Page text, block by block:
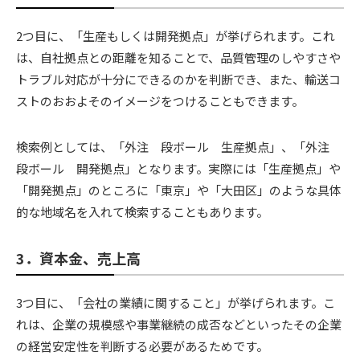
2つ目に、「生産もしくは開発拠点」が挙げられます。これ
は、自社拠点との距離を知ることで、品質管理のしやすさや
トラブル対応が十分にできるのかを判断でき、また、輸送コ
ストのおおよそのイメージをつけることもできます。
検索例としては、「外注 段ボール 生産拠点」、「外注
段ボール 開発拠点」となります。実際には「生産拠点」や
「開発拠点」のところに「東京」や「大田区」のような具体
的な地域名を入れて検索することもあります。
3．資本金、売上高
3つ目に、「会社の業績に関すること」が挙げられます。こ
れは、企業の規模感や事業継続の成否などといったその企業
の経営安定性を判断する必要があるためです。